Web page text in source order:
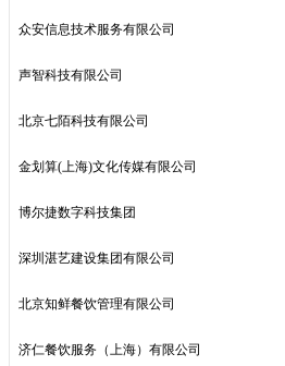
众安信息技术服务有限公司
声智科技有限公司
北京七陌科技有限公司
金划算(上海)文化传媒有限公司
博尔捷数字科技集团
深圳湛艺建设集团有限公司
北京知鲜餐饮管理有限公司
济仁餐饮服务（上海）有限公司